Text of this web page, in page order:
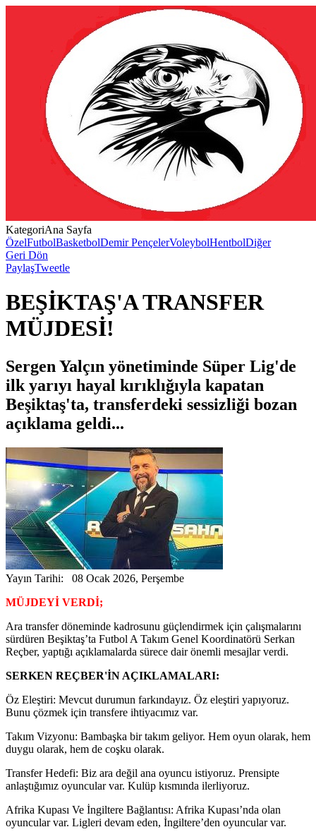
KategoriAna Sayfa
ÖzelFutbolBasketbolDemir PençelerVoleybolHentbolDiğer
Geri Dön
PaylaşTweetle
BEŞİKTAŞ'A TRANSFER
MÜJDESİ!
Sergen Yalçın yönetiminde Süper Lig'de
ilk yarıyı hayal kırıklığıyla kapatan
Beşiktaş'ta, transferdeki sessizliği bozan
açıklama geldi...
Yayın Tarihi: 08 Ocak 2026, Perşembe
MÜJDEYİ VERDİ;
Ara transfer döneminde kadrosunu güçlendirmek için çalışmalarını
sürdüren Beşiktaş’ta Futbol A Takım Genel Koordinatörü Serkan
Reçber, yaptığı açıklamalarda sürece dair önemli mesajlar verdi.
SERKEN REÇBER'İN AÇIKLAMALARI:
Öz Eleştiri: Mevcut durumun farkındayız. Öz eleştiri yapıyoruz.
Bunu çözmek için transfere ihtiyacımız var.
Takım Vizyonu: Bambaşka bir takım geliyor. Hem oyun olarak, hem
duygu olarak, hem de coşku olarak.
Transfer Hedefi: Biz ara değil ana oyuncu istiyoruz. Prensipte
anlaştığımız oyuncular var. Kulüp kısmında ilerliyoruz.
Afrika Kupası Ve İngiltere Bağlantısı: Afrika Kupası’nda olan
oyuncular var. Ligleri devam eden, İngiltere’den oyuncular var.